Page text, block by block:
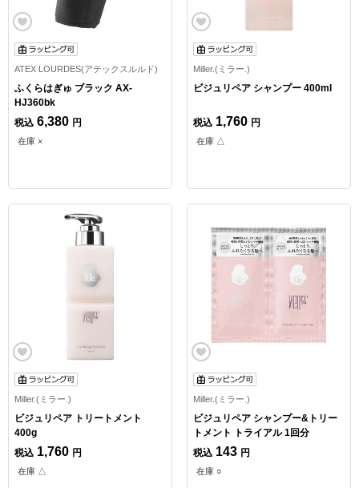
ATEX LOURDES(アテックスルルド)
ふくらはぎゅ ブラック AX-
HJ360bk
税込 6,380 円
在庫 ×
Miller.(ミラー.)
ビジュリペア シャンプー 400ml
税込 1,760 円
在庫 △
Miller.(ミラー.)
ビジュリペア トリートメント
400g
税込 1,760 円
在庫 △
Miller.(ミラー.)
ビジュリペア シャンプー&トリー
トメント トライアル 1回分
税込 143 円
在庫 ○